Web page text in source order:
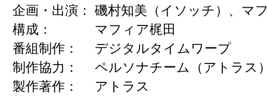
企画・出演： 磯村知美（イソッチ）、マ
構成：
マフィア梶田
番組制作：
デジタルタイムワープ
制作協力：
ペルソナチーム（アトラ
製作著作：
アトラス